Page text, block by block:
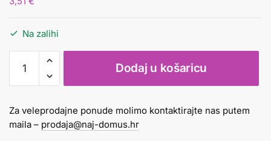
Na zalihi
REGISTRATOR
USKI
količina
Dodaj u košaricu
Za veleprodajne ponude molimo kontaktirajte nas putem
maila – prodaja@naj-domus.hr